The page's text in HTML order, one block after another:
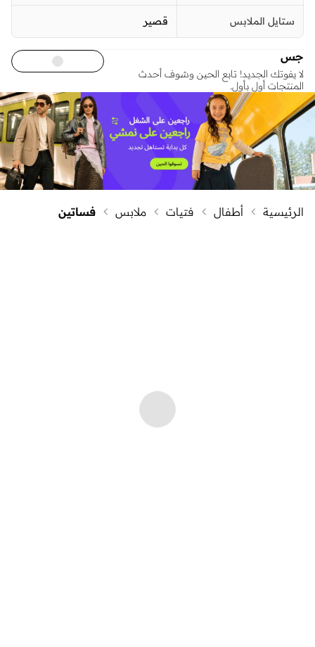
ستايل الملابس قصير
جس
لا يفوتك الجديد! تابع الحين وشوف أحدث
المنتجات أول بأول.
الرئيسية أطفال فتيات ملابس فساتين